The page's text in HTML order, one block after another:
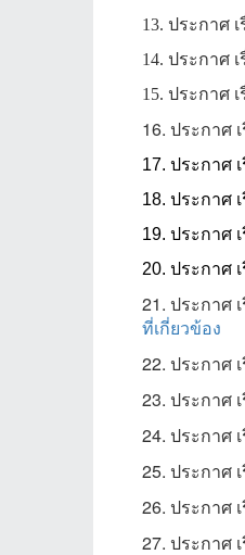
13. ประกาศ เ
14. ประกาศ เ
15. ประกาศ เ
16. ประกาศ เ
17. ประกาศ เ
18. ประกาศ เ
19. ประกาศ เ
20. ประกาศ เ
21. ประกาศ เ
ที่เกี่ยวข้อง
22. ประกาศ เ
23. ประกาศ เ
24. ประกาศ เ
25. ประกาศ เ
26. ประกาศ เ
27. ประกาศ เ